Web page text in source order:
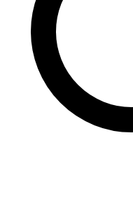
Spielplan
Teams
Tabelle
Football Regeln